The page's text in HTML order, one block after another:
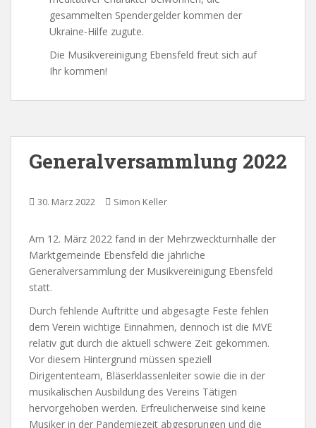
gesammelten Spendergelder kommen der
Ukraine-Hilfe zugute.
Die Musikvereinigung Ebensfeld freut sich auf
Ihr kommen!
Generalversammlung 2022
30. März 2022 Simon Keller
Am 12. März 2022 fand in der Mehrzweckturnhalle der
Marktgemeinde Ebensfeld die jährliche
Generalversammlung der Musikvereinigung Ebensfeld
statt.
Durch fehlende Auftritte und abgesagte Feste fehlen
dem Verein wichtige Einnahmen, dennoch ist die MVE
relativ gut durch die aktuell schwere Zeit gekommen.
Vor diesem Hintergrund müssen speziell
Dirigententeam, Bläserklassenleiter sowie die in der
musikalischen Ausbildung des Vereins Tätigen
hervorgehoben werden. Erfreulicherweise sind keine
Musiker in der Pandemiezeit abgesprungen und die